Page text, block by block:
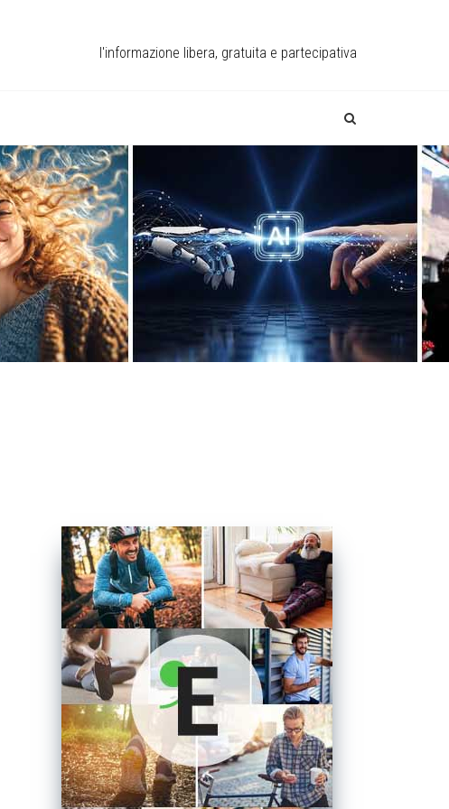
l'informazione libera, gratuita e partecipativa